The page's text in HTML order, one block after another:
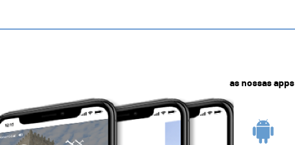
as nossas apps